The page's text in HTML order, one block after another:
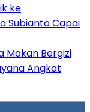
ke
Subianto Capai
Makan Bergizi
Angkat